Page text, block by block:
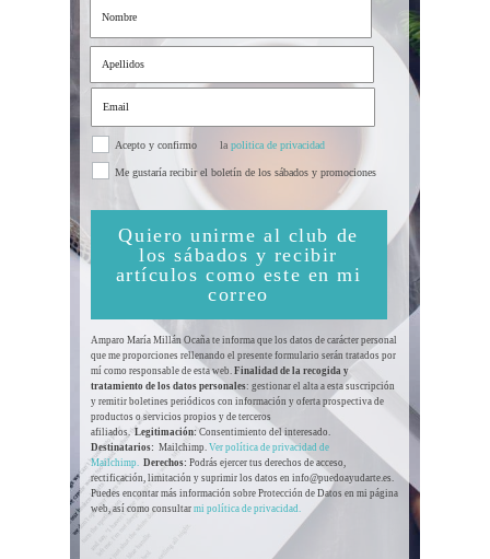
la politica de privacidad
Amparo María Millán Ocaña te informa que los datos de carácter personal
que me proporciones rellenando el presente formulario serán tratados por
mí como responsable de esta web. Finalidad de la recogida y
tratamiento de los datos personales: gestionar el alta a esta suscripción
y remitir boletines periódicos con información y oferta prospectiva de
productos o servicios propios y de terceros
afiliados.Legitimación:Consentimiento del interesado.
Destinatarios: Mailchimp. Ver política de privacidad de
Mailchimp. Derechos: Podrás ejercer tus derechos de acceso,
rectificación, limitación y suprimir los datos en info@puedoayudarte.es.
Puedes encontar más información sobre Protección de Datos en mi página
web, así como consultar mi política de privacidad.
Acepto y confirmo
Me gustaría recibir el boletín de los sábados y promociones
Quiero unirme al club de
los sábados y recibir
artículos como este en mi
correo